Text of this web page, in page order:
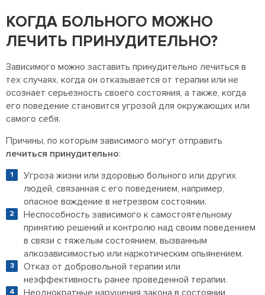
КОГДА БОЛЬНОГО МОЖНО
ЛЕЧИТЬ ПРИНУДИТЕЛЬНО?
Зависимого можно заставить принудительно лечиться в
тех случаях, когда он отказывается от терапии или не
осознает серьезность своего состояния, а также, когда
его поведение становится угрозой для окружающих или
самого себя.
Причины, по которым зависимого могут отправить
лечиться принудительно:
Угроза жизни или здоровью больного или других
людей, связанная с его поведением, например,
опасное вождение в нетрезвом состоянии.
Неспособность зависимого к самостоятельному
принятию решений и контролю над своим поведением
в связи с тяжелым состоянием, вызванным
алкозависимостью или наркотическим опьянением.
Отказ от добровольной терапии или
неэффективность ранее проведенной терапии.